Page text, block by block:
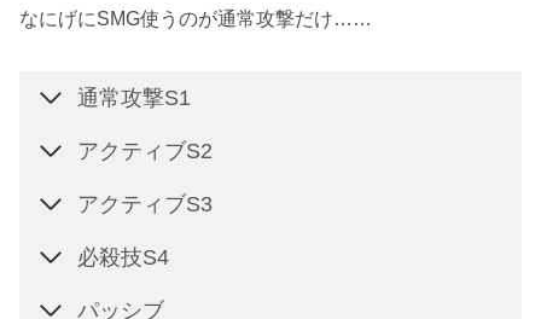
なにげにSMG使うのが通常攻撃だけ……
通常攻撃S1
アクティブS2
アクティブS3
必殺技S4
パッシブ